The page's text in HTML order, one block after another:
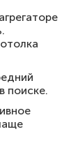
поиске.